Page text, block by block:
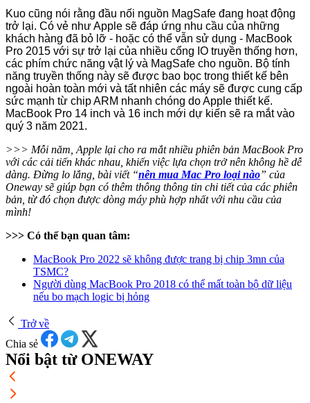
Kuo cũng nói rằng đầu nối nguồn MagSafe đang hoạt động
trở lại. Có vẻ như Apple sẽ đáp ứng nhu cầu của những
khách hàng đã bỏ lỡ - hoặc có thể vẫn sử dụng - MacBook
Pro 2015 với sự trở lại của nhiều cổng IO truyền thống hơn,
các phím chức năng vật lý và MagSafe cho nguồn. Bộ tính
năng truyền thống này sẽ được bao bọc trong thiết kế bên
ngoài hoàn toàn mới và tất nhiên các máy sẽ được cung cấp
sức mạnh từ chip ARM nhanh chóng do Apple thiết kế.
MacBook Pro 14 inch và 16 inch mới dự kiến ​​sẽ ra mắt vào
quý 3 năm 2021.
>>> Mỗi năm, Apple lại cho ra mắt nhiều phiên bản MacBook Pro
với các cải tiến khác nhau, khiến việc lựa chọn trở nên không hề dễ
dàng. Đừng lo lắng, bài viết “nên mua Mac Pro loại nào” của
Oneway sẽ giúp bạn có thêm thông thông tin chi tiết của các phiên
bản, từ đó chọn được dòng máy phù hợp nhất với nhu cầu của
mình!
>>> Có thể bạn quan tâm:
MacBook Pro 2022 sẽ không được trang bị chip 3mn của
TSMC?
Người dùng MacBook Pro 2018 có thể mất toàn bộ dữ liệu
nếu bo mạch logic bị hỏng
Trở về
Chia sẻ
Nổi bật từ ONEWAY